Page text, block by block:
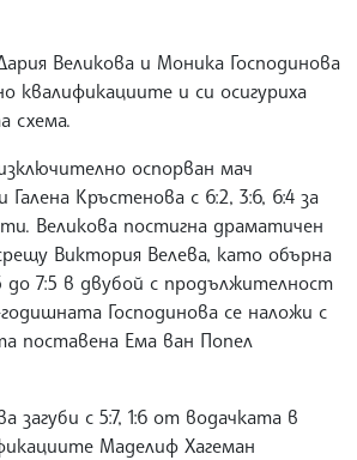
Великова и Моника Господинова
квалификациите и си осигуриха
схема.
оспорван мач
Галена Кръстенова с 6:2, 3:6, 6:4 за
Великова постигна драматичен
срещу Виктория Велева, като обърна
7:5 в двубой с продължителност
Господинова се наложи с
поставена Ема ван Попел
загуби с 5:7, 1:6 от водачката в
Маделиф Хагеман